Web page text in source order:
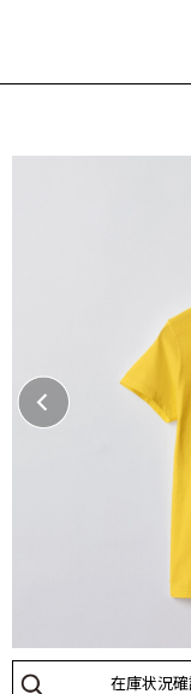
在庫状況